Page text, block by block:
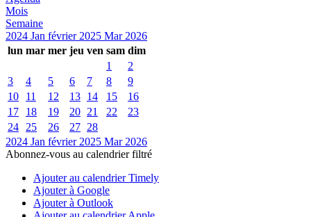
Mois
Semaine
2024 Jan février 2025 Mar 2026
lun mar mer jeu ven sam dim
1
2
3
4 5 6 7 8
9
10
11 12 13 14 15
16
17
18 19 20 21 22
23
24
25 26 27 28
2024 Jan février 2025 Mar 2026
Abonnez-vous au calendrier filtré
Ajouter au calendrier Timely
Ajouter à Google
Ajouter à Outlook